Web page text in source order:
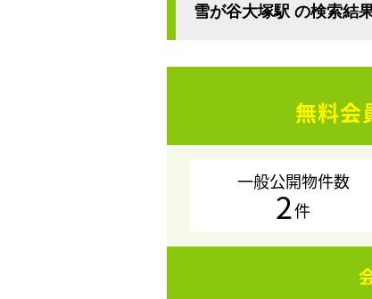
雪が谷大塚駅 の検索結
無料会
一般公開物件数
2件